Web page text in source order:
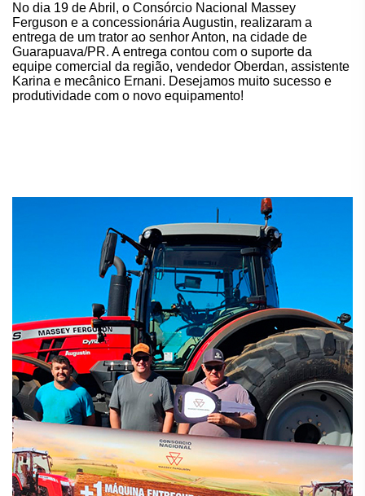
No dia 19 de Abril, o Consórcio Nacional Massey
Ferguson e a concessionária Augustin, realizaram a
entrega de um trator ao senhor Anton, na cidade de
Guarapuava/PR. A entrega contou com o suporte da
equipe comercial da região, vendedor Oberdan, assistente
Karina e mecânico Ernani. Desejamos muito sucesso e
produtividade com o novo equipamento!